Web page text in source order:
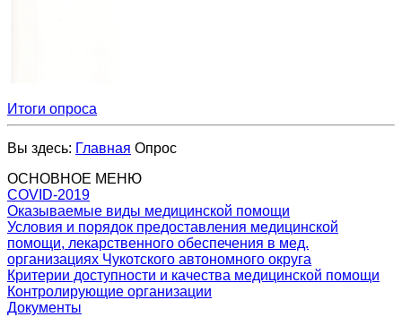
Итоги опроса
Вы здесь: Главная Опрос
ОСНОВНОЕ МЕНЮ
COVID-2019
Оказываемые виды медицинской помощи
Условия и порядок предоставления медицинской
помощи, лекарственного обеспечения в мед.
организациях Чукотского автономного округа
Критерии доступности и качества медицинской помощи
Контролирующие организации
Документы